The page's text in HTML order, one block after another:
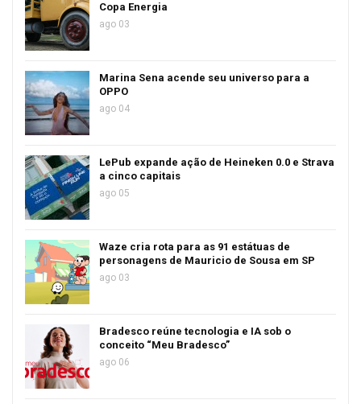
Copa Energia
ago 03
Marina Sena acende seu universo para a
OPPO
ago 04
LePub expande ação de Heineken 0.0 e Strava
a cinco capitais
ago 05
Waze cria rota para as 91 estátuas de
personagens de Mauricio de Sousa em SP
ago 03
Bradesco reúne tecnologia e IA sob o
conceito “Meu Bradesco”
ago 06